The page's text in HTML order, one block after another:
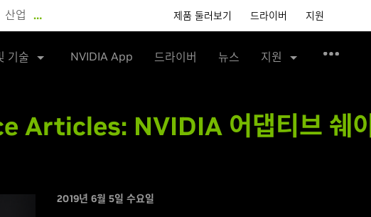
산업 … 제품 둘러보기 드라이버 지원
기술 NVIDIA App 드라이버 뉴스 지원
Articles: NVIDIA 어댑티브 쉐
2019년 6월 5일 수요일